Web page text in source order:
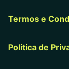
Termos e
Politica de